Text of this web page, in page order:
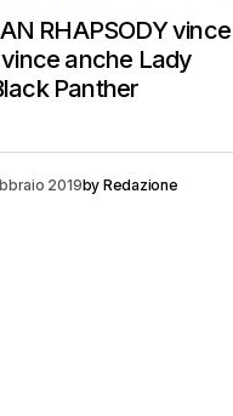
RHAPSODY vince
anche Lady
Panther
2019by Redazione